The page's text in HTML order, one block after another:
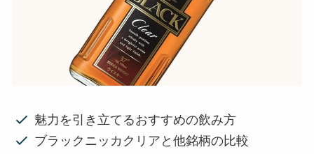
魅力を引き立てるおすすめの飲み方
ブラックニッカクリアと他銘柄の比較